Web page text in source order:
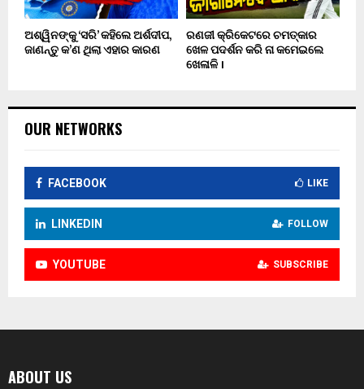
ଅଶ୍ୱିନଙ୍କୁ ‘ସରି’ କହିଲେ ଅର୍ଶଦୀପ,
ଜାଣନ୍ତୁ କ’ଣ ଥିଲା ଏହାର କାରଣ
ରଣଜୀ କ୍ରିକେଟରେ ଚମତ୍କାର
ଖେଳ ପଦର୍ଶନ କରି ନା କମେଇଲେ
ଖେଳାଳି ।
OUR NETWORKS
FACEBOOK LIKE
LINKEDIN FOLLOW
YOUTUBE SUBSCRIBE
ABOUT US